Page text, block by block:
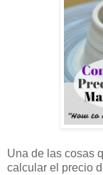
Una de las cosas
calcular el precio